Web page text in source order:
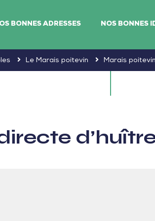
BONNES ADRESSES NOS BONNES
Le Marais poitevin Marais